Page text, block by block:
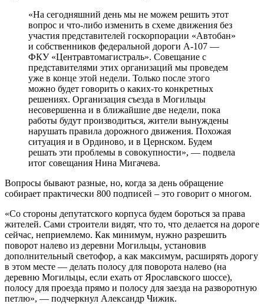
«На сегодняшний день мы не можем решить этот
вопрос и что-либо изменить в схеме движения без
участия представителей госкорпорации «Автобан»
и собственников федеральной дороги А-107 —
ФКУ «Центравтомагистраль». Совещание с
представителями этих организаций мы проведем
уже в конце этой недели. Только после этого
можно будет говорить о каких-то конкретных
решениях. Организация съезда в Могильцы
несовершенна и в ближайшие две недели, пока
работы будут производиться, жители вынуждены
нарушать правила дорожного движения. Похожая
ситуация и в Ординово, и в Цернском. Будем
решать эти проблемы в совокупности», — подвела
итог совещания Нина Мигачева.
Вопросы бывают разные, но, когда за день обращение
собирает практически 800 подписей – это говорит о многом.
«Со стороны депутатского корпуса будем бороться за права
жителей. Сами строители видят, что то, что делается на дороге
сейчас, неприемлемо. Как минимум, нужно разрешить
поворот налево из деревни Могильцы, установив
дополнительный светофор, а как максимум, расширять дорогу
в этом месте — делать полосу для поворота налево (на
деревню Могильцы, если ехать от Ярославского шоссе),
полосу для проезда прямо и полосу для заезда на разворотную
петлю», — подчеркнул Александр Чижик.